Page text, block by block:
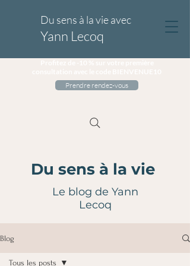
Du sens à la vie avec
Yann Lecoq
Prendre rendez-vous
Du sens à la vie
Le blog de Yann
Lecoq
Blog
Tous les posts